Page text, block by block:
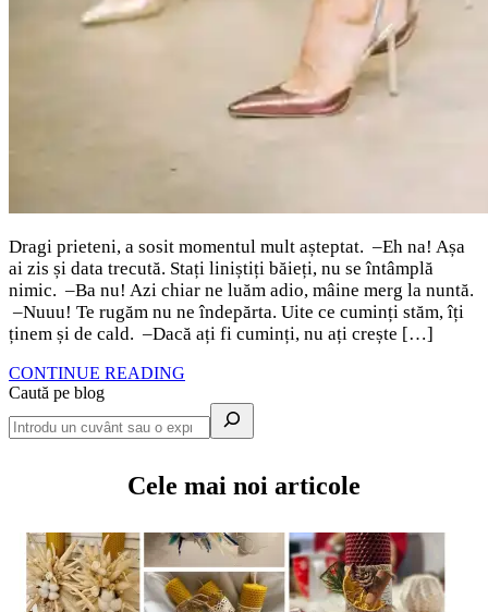
Dragi prieteni, a sosit momentul mult așteptat. –Eh na! Așa
ai zis și data trecută. Stați liniștiți băieți, nu se întâmplă
nimic. –Ba nu! Azi chiar ne luăm adio, mâine merg la nuntă.
–Nuuu! Te rugăm nu ne îndepărta. Uite ce cuminți stăm, îți
ținem și de cald. –Dacă ați fi cuminți, nu ați crește […]
CONTINUE READING
Caută pe blog
Cele mai noi articole